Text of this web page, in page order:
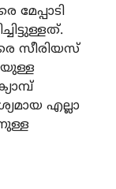
സീരിയസ്
എല്ലാ